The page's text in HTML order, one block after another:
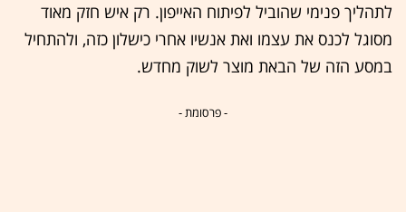
לתהליך פנימי שהוביל לפיתוח האייפון. רק איש חזק מאוד
מסוגל לכנס את עצמו ואת אנשיו אחרי כישלון כזה, ולהתחיל
במסע הזה של הבאת מוצר לשוק מחדש.
- פרסומת -